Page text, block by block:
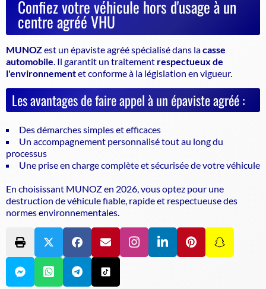
Confiez votre véhicule hors d'usage à un
centre agréé VHU
MUNOZest un épaviste agrééspécialisé dans lacasse
automobile . Il garantit un traitement respectueux de
l'environnementet conforme à la législation en vigueur.
Les avantages de faire appel à un épaviste agréé :
Des démarches simples et efficaces
Un accompagnement personnalisé tout au long du
processus
Une prise en charge complète et sécurisée de votre véhicule
En choisissant MUNOZ en 2026, vous optez pour une
destruction de véhiculefiable, rapide et respectueuse des
normes environnementales.